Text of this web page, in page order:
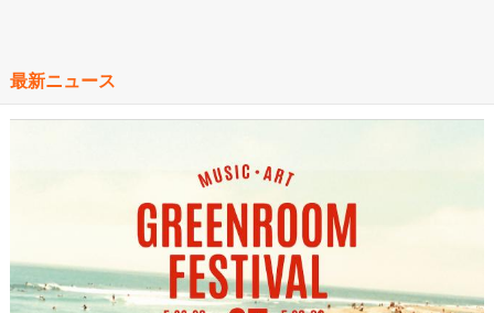
最新ニュース